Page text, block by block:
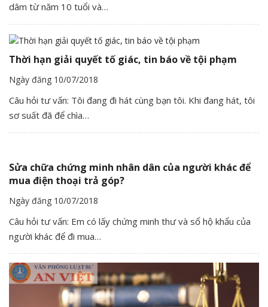
dâm từ năm 10 tuổi và…
Thời hạn giải quyết tố giác, tin báo về tội phạm
Ngày đăng 10/07/2018
Câu hỏi tư vấn: Tôi đang đi hát cùng bạn tôi. Khi đang hát, tôi
sơ suất đã để chìa…
Sửa chữa chứng minh nhân dân của người khác để
mua điện thoại trả góp?
Ngày đăng 10/07/2018
Câu hỏi tư vấn: Em có lấy chứng minh thư và sổ hộ khẩu của
người khác để đi mua…